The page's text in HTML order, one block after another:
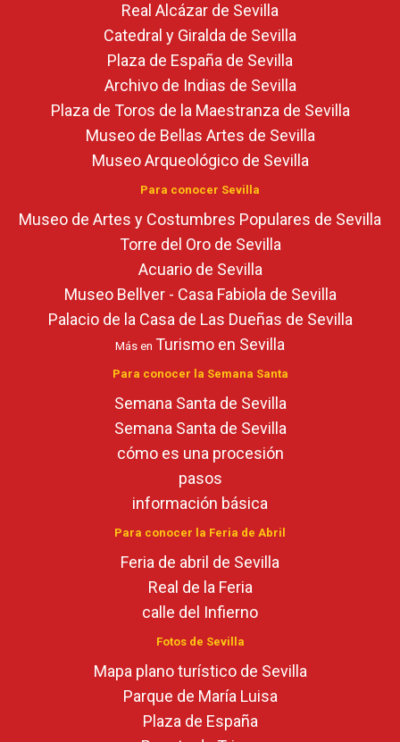
Real Alcázar de Sevilla
Catedral y Giralda de Sevilla
Plaza de España de Sevilla
Archivo de Indias de Sevilla
Plaza de Toros de la Maestranza de Sevilla
Museo de Bellas Artes de Sevilla
Museo Arqueológico de Sevilla
Para conocer Sevilla
Museo de Artes y Costumbres Populares de Sevilla
Torre del Oro de Sevilla
Acuario de Sevilla
Museo Bellver - Casa Fabiola de Sevilla
Palacio de la Casa de Las Dueñas de Sevilla
Más en Turismo en Sevilla
Para conocer la Semana Santa
Semana Santa de Sevilla
Semana Santa de Sevilla
cómo es una procesión
pasos
información básica
Para conocer la Feria de Abril
Feria de abril de Sevilla
Real de la Feria
calle del Infierno
Fotos de Sevilla
Mapa plano turístico de Sevilla
Parque de María Luisa
Plaza de España